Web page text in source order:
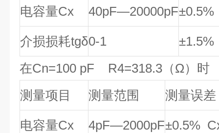
电容量Cx 40pF—20000pF
介损损耗tgδ0-1
±1.5%
在Cn=100 pF R4=318.3（Ω）时
测量项目
测量范围 测量误差
电容量Cx 4pF—2000pF±0.5%